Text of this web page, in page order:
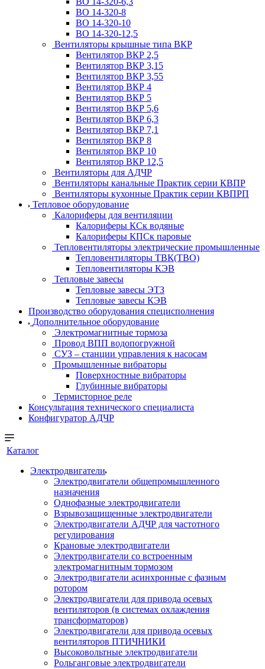
ВО 14-320-8
ВО 14-320-10
ВО 14-320-12,5
Вентиляторы крышные типа ВКР
Вентилятор ВКР 2,5
Вентилятор ВКР 3,15
Вентилятор ВКР 3,55
Вентилятор ВКР 4
Вентилятор ВКР 5
Вентилятор ВКР 5,6
Вентилятор ВКР 6,3
Вентилятор ВКР 7,1
Вентилятор ВКР 8
Вентилятор ВКР 10
Вентилятор ВКР 12,5
Вентиляторы для АДЧР
Вентиляторы канальные Практик серии КВПР
Вентиляторы кухонные Практик серии КВПРП
Тепловое оборудование
Калориферы для вентиляции
Калориферы КСк водяные
Калориферы КПСк паровые
Тепловентиляторы электрические промышленные
Тепловентиляторы ТВК(ТВО)
Тепловентиляторы КЭВ
Тепловые завесы
Тепловые завесы ЭТЗ
Тепловые завесы КЭВ
Производство оборудования специсполнения
Дополнительное оборудование
Электромагнитные тормоза
Провод ВПП водопогружной
СУЗ – станции управления к насосам
Промышленные вибраторы
Поверхностные вибраторы
Глубинные вибраторы
Термисторное реле
Консультация технического специалиста
Конфигуратор АДЧР
Каталог
Электродвигатели
Электродвигатели общепромышленного
назначения
Однофазные электродвигатели
Взрывозащищенные электродвигатели
Электродвигатели АДЧР для частотного
регулирования
Крановые электродвигатели
Электродвигатели со встроенным
электромагнитным тормозом
Электродвигатели асинхронные с фазным
ротором
Электродвигатели для привода осевых
вентиляторов (в системах охлаждения
трансформаторов)
Электродвигатели для привода осевых
вентиляторов ПТИЧНИКИ
Высоковольтные электродвигатели
Рольганговые электродвигатели